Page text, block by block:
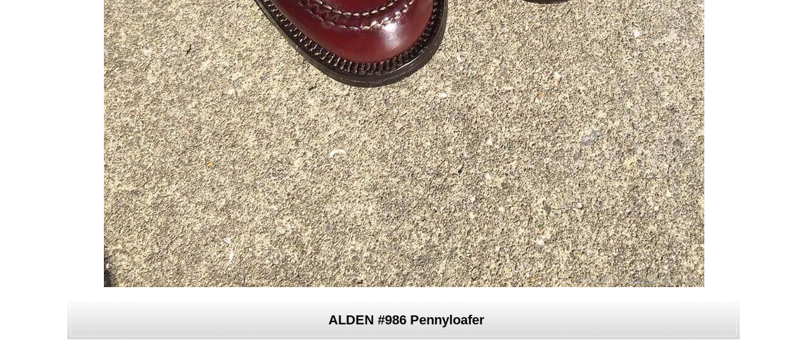
ALDEN #986 Pennyloafer